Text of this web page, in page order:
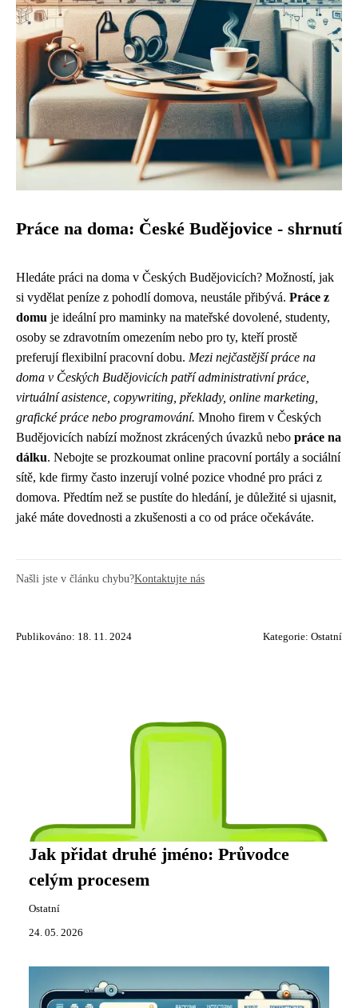
Práce na doma: České Budějovice - shrnutí
Hledáte práci na doma v Českých Budějovicích? Možností, jak
si vydělat peníze z pohodlí domova, neustále přibývá. Práce z
domu je ideální pro maminky na mateřské dovolené, studenty,
osoby se zdravotním omezením nebo pro ty, kteří prostě
preferují flexibilní pracovní dobu. Mezi nejčastější práce na
doma v Českých Budějovicích patří administrativní práce,
virtuální asistence, copywriting, překlady, online marketing,
grafické práce nebo programování. Mnoho firem v Českých
Budějovicích nabízí možnost zkrácených úvazků nebo práce na
dálku. Nebojte se prozkoumat online pracovní portály a sociální
sítě, kde firmy často inzerují volné pozice vhodné pro práci z
domova. Předtím než se pustíte do hledání, je důležité si ujasnit,
jaké máte dovednosti a zkušenosti a co od práce očekáváte.
Našli jste v článku chybu?Kontaktujte nás
Publikováno: 18. 11. 2024 Kategorie: Ostatní
Jak přidat druhé jméno: Průvodce
celým procesem
Ostatní
24. 05. 2026